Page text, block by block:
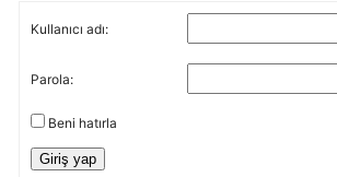
Kullanıcı adı:
Parola:
Beni hatırla
Giriş yap